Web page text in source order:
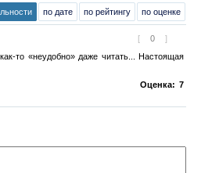
по дате по рейтингу по оценке
[ 0 ]
то «неудобно» даже читать... Настоящая
Оценка: 7